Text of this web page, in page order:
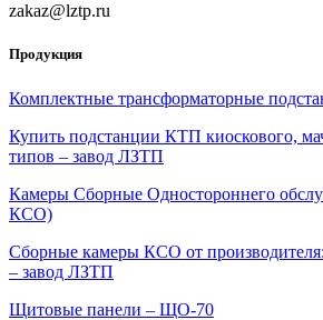
zakaz@lztp.ru
Продукция
Комплектные трансформаторные
Купить подстанции КТП киоскового,
типов – завод ЛЗТП
Камеры Сборные Одностороннего
КСО)
Сборные камеры КСО от
– завод ЛЗТП
Щитовые панели – ЩО-70